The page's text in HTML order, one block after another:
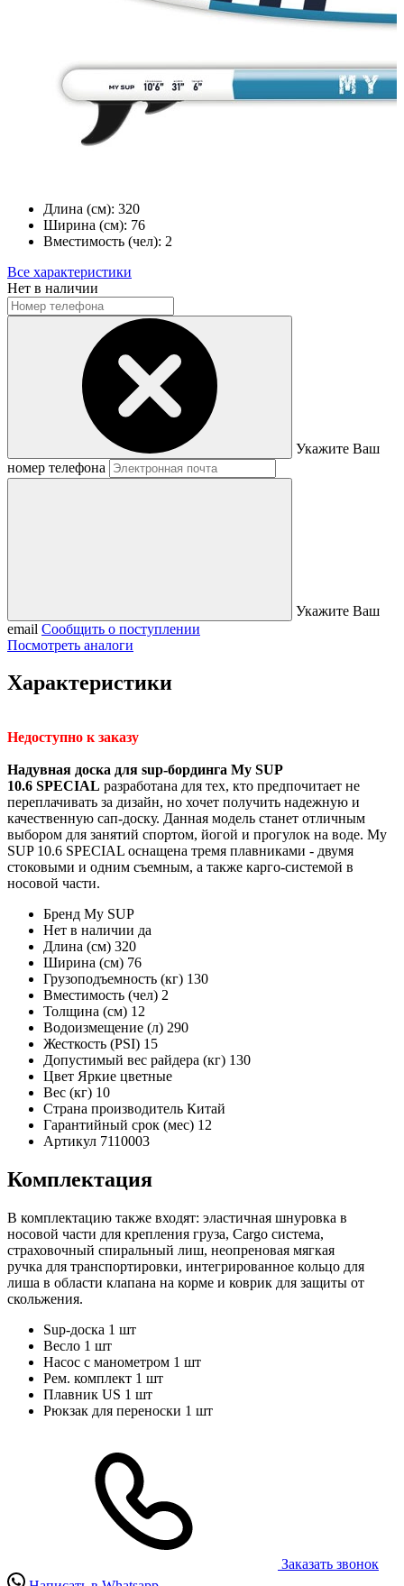
Длина (см): 320
Ширина (см): 76
Вместимость (чел): 2
Все характеристики
Нет в наличии
Укажите Ваш
номер телефона
Укажите Ваш
email Сообщить о поступлении
Посмотреть аналоги
Характеристики
Недоступно к заказу
Надувная доска для sup-бординга My SUP
10.6 SPECIAL разработана для тех, кто предпочитает не
переплачивать за дизайн, но хочет получить надежную и
качественную сап-доску. Данная модель станет отличным
выбором для занятий спортом, йогой и прогулок на воде. My
SUP 10.6 SPECIAL оснащена тремя плавниками - двумя
стоковыми и одним съемным, а также карго-системой в
носовой части.
Бренд My SUP
Нет в наличии да
Длина (см) 320
Ширина (см) 76
Грузоподъемность (кг) 130
Вместимость (чел) 2
Толщина (см) 12
Водоизмещение (л) 290
Жесткость (PSI) 15
Допустимый вес райдера (кг) 130
Цвет Яркие цветные
Вес (кг) 10
Страна производитель Китай
Гарантийный срок (мес) 12
Артикул 7110003
Комплектация
В комплектацию также входят: эластичная шнуровка в
носовой части для крепления груза, Cargo система,
страховочный спиральный лиш, неопреновая мягкая
ручка для транспортировки, интегрированное кольцо для
лиша в области клапана на корме и коврик для защиты от
скольжения.
Sup-доска 1 шт
Весло 1 шт
Насос с манометром 1 шт
Рем. комплект 1 шт
Плавник US 1 шт
Рюкзак для переноски 1 шт
Заказать звонок